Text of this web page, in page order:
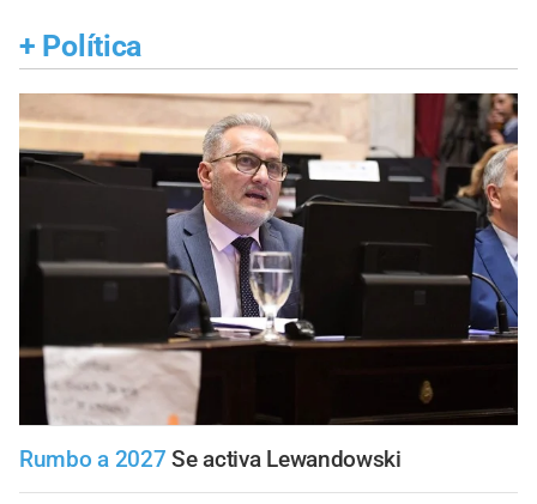
+ Política
Rumbo a 2027 Se activa Lewandowski